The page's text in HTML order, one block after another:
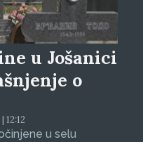
u Jošanici
o
12:12
u selu